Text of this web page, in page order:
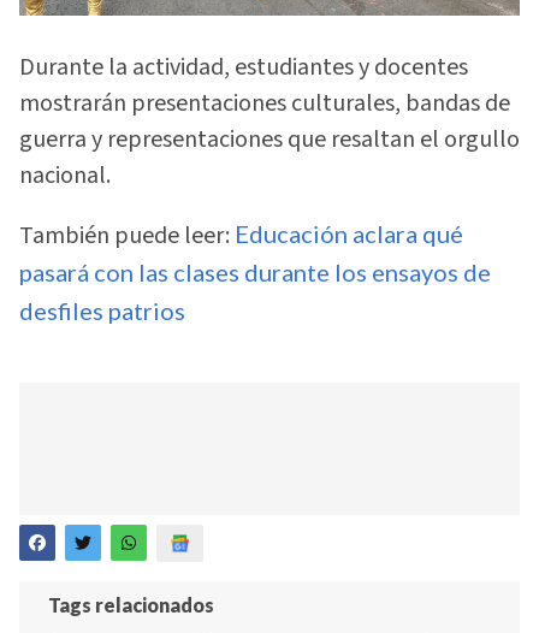
Durante la actividad, estudiantes y docentes
mostrarán presentaciones culturales, bandas de
guerra y representaciones que resaltan el orgullo
nacional.
También puede leer: Educación aclara qué
pasará con las clases durante los ensayos de
desfiles patrios
Tags relacionados